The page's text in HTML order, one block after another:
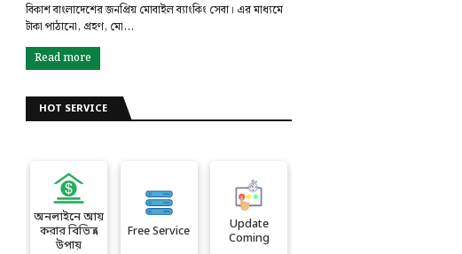
বিকাশ বাংলাদেশের জনপ্রিয় মোবাইল ব্যাংকিং সেবা। এর মাধ্যমে
টাকা পাঠানো, গ্রহণ, মো…
Read more
HOT SERVICE
অনলাইনে আয়
করার বিভিন্ন
উপায়
Free Service
Update
Coming